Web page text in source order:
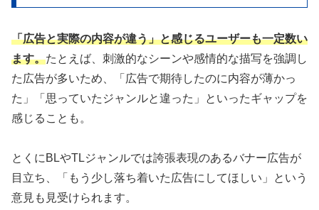
「広告と実際の内容が違う」と感じるユーザーも一定数い
ます。たとえば、刺激的なシーンや感情的な描写を強調し
た広告が多いため、「広告で期待したのに内容が薄かっ
た」「思っていたジャンルと違った」といったギャップを
感じることも。
とくにBLやTLジャンルでは誇張表現のあるバナー広告が
目立ち、「もう少し落ち着いた広告にしてほしい」という
意見も見受けられます。